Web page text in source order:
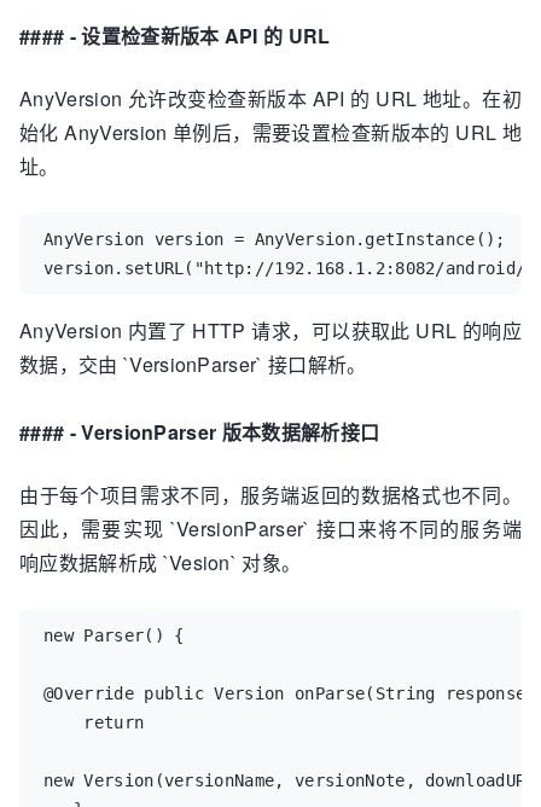
} catch (JSONException e) {
}
return null;
}
#### - 设置检查新版本 API 的 URL
AnyVersion 允许改变检查新版本 API 的 URL 地址。在初
始化 AnyVersion 单例后，需要设置检查新版本的 URL 地
址。
AnyVersion version = AnyVersion.getInstance();
version.setURL("http://192.168.1.2:8082/android/
AnyVersion 内置了 HTTP 请求，可以获取此 URL 的响应
数据，交由 `VersionParser` 接口解析。
#### - VersionParser 版本数据解析接口
由于每个项目需求不同，服务端返回的数据格式也不同。
因此，需要实现 `VersionParser` 接口来将不同的服务端
响应数据解析成 `Vesion` 对象。
new Parser() {
@Override public Version onParse(String response)
new Version(versionName, versionNote,